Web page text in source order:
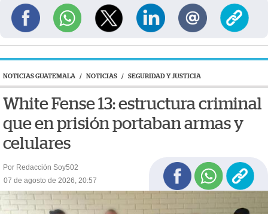
NOTICIAS GUATEMALA / NOTICIAS / SEGURIDAD Y JUSTICIA
White Fense 13: estructura criminal
que en prisión portaban armas y
celulares
Por Redacción Soy502
07 de agosto de 2026, 20:57